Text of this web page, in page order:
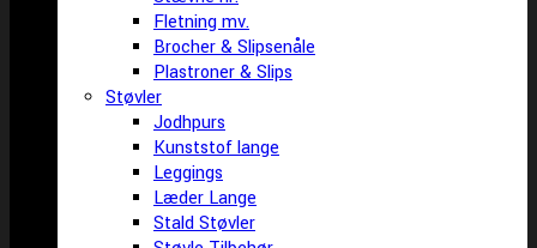
Fletning mv.
Brocher & Slipsenåle
Plastroner & Slips
Støvler
Jodhpurs
Kunststof lange
Leggings
Læder Lange
Stald Støvler